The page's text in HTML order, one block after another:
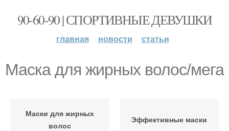
90-60-90 | СПОРТИВНЫЕ ДЕВУШКИ
главная новости статьи
Маска для жирных волос/мега
Маски для жирных
волос
Эффективные маски